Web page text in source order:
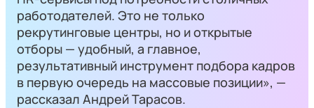
работодателей. Это не только
рекрутинговые центры, но и открытые
отборы — удобный, а главное,
результативный инструмент подбора кадров
в первую очередь на массовые позиции», —
рассказал Андрей Тарасов.